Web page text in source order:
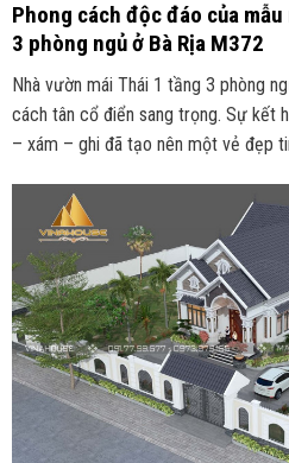
Phong cách độc đáo của
3 phòng ngủ ở Bà Rịa M372
Nhà vườn mái Thái 1 tầng 3 phòng
cách tân cổ điển sang trọng. Sự kết
– xám – ghi đã tạo nên một vẻ đẹp